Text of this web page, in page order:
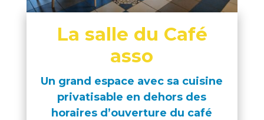
La salle du Café
asso
Un grand espace avec sa cuisine
privatisable en dehors des
horaires d’ouverture du café